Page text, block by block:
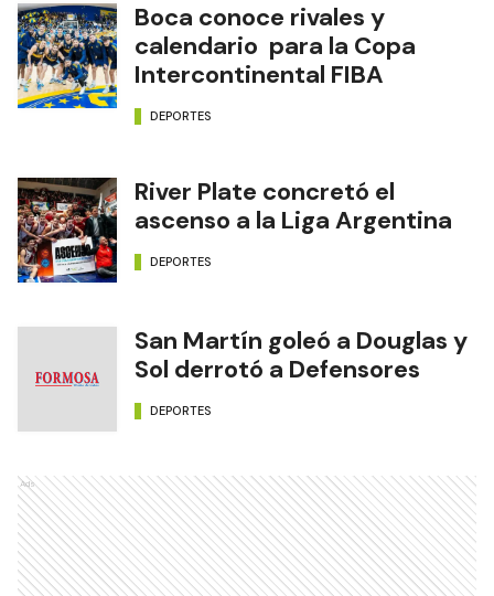
Boca conoce rivales y
calendario para la Copa
Intercontinental FIBA
DEPORTES
River Plate concretó el
ascenso a la Liga Argentina
DEPORTES
San Martín goleó a Douglas y
Sol derrotó a Defensores
DEPORTES
Ads